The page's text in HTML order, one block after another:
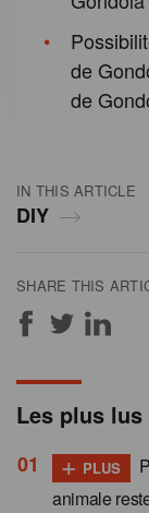
IN THIS ARTICLE
DIY
SHARE THIS
de
de
Les plus lus
+ PLUS
animale